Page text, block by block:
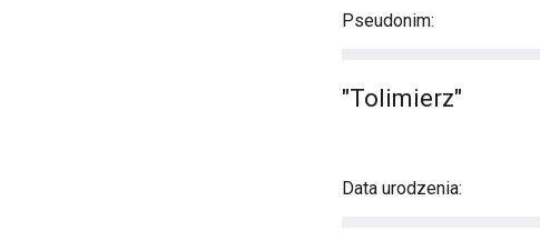
Pseudonim:
"Tolimierz"
Data urodzenia: